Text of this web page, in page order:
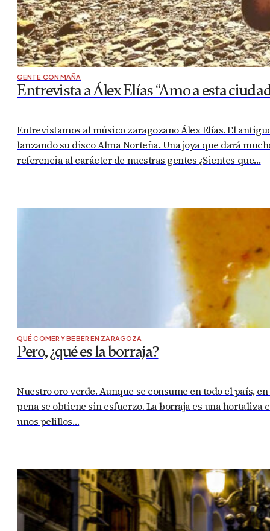
GENTE CON MAÑA
Entrevista a Álex Elías “Amo a esta
Entrevistamos al músico zaragozano Álex Elías. El
lanzando su disco Alma Norteña. Una joya que dará
referencia al carácter de nuestras gentes ¿Sientes que…
QUÉ COMER Y BEBER EN ZARAGOZA
Pero, ¿qué es la borraja?
Nuestro oro verde. Aunque se consume en todo el país,
pena se obtiene sin esfuerzo. La borraja es una
unos pelillos…